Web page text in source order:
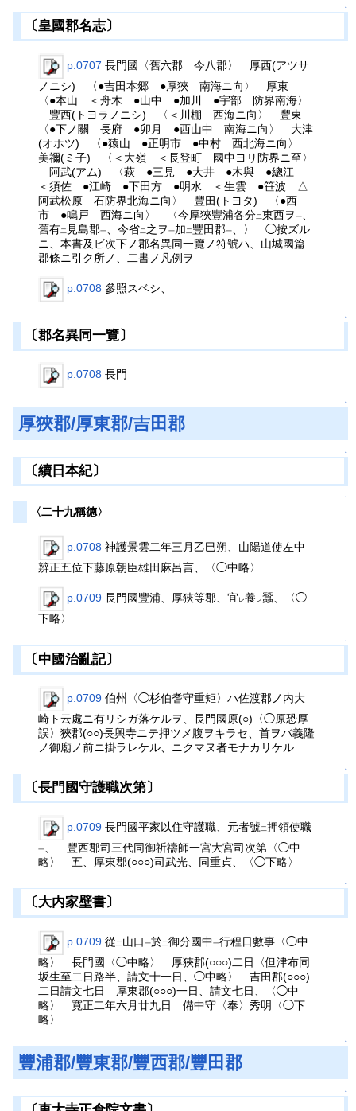
↑
〔皇國郡名志〕
p.0707 長門國〈舊六郡 今八郡〉 厚西(アツサ
ノニシ) 〈●吉田本郷 ●厚狹 南海ニ向〉 厚東
〈●本山 ＜舟木 ●山中 ●加川 ●宇部 防界南海〉
豐西(トヨラノニシ) 〈＜川棚 西海ニ向〉 豐東
〈●下ノ關 長府 ●卯月 ●西山中 南海ニ向〉 大津
(オホツ) 〈●猿山 ●正明市 ●中村 西北海ニ向〉
美禰(ミ子) 〈＜大嶺 ＜長登町 國中ヨリ防界ニ至〉
阿武(アム) 〈萩 ●三見 ●大井 ●木與 ●總江
＜須佐 ●江崎 ●下田方 ●明水 ＜生雲 ●笹波 △
阿武松原 石防界北海ニ向〉 豐田(トヨタ) 〈●西
市 ●鳴戸 西海ニ向〉 〈今厚狹豐浦各分二東西ヲ一
舊有二 見島郡一 、今省二之ヲ一加二豐田郡一
、〉 ◯按ズル
ニ、本書及ビ次下ノ郡名異同一覽ノ符號ハ、山城國篇
郡條ニ引ク所ノ、二書ノ凡例ヲ
p.0708 參照スベシ、
↑
〔郡名異同一覽〕
p.0708 長門
↑
厚狹郡/厚東郡/吉田郡
↑
〔續日本紀〕
↑
〈二十九稱徳〉
p.0708 神護景雲二年三月乙巳朔、山陽道使左中
辨正五位下藤原朝臣雄田麻呂言、〈◯中略〉
p.0709 長門國豐浦、厚狹等郡、宜 レ養 レ蠶、〈◯
下略〉
↑
〔中國治亂記〕
p.0709 伯州〈◯杉伯耆守重矩〉ハ佐渡郡ノ内大
崎ト云處ニ有リシガ落ケルヲ、長門國原(○)〈◯原恐厚
誤〉狹郡(○○)長興寺ニテ押ツメ腹ヲキラセ、首ヲバ義隆
ノ御廟ノ前ニ掛ラレケル、ニクマヌ者モナカリケル
↑
〔長門國守護職次第〕
p.0709 長門國平家以住守護職、元者號 二押領使職
一
、 豐西郡司三代同御祈禱師一宮大宮司次第〈◯中
略〉 五、厚東郡(○○○)司武光、同重貞、〈◯下略〉
↑
〔大内家壁書〕
p.0709 從 二 山口一於二御分國中一行程日數事〈◯中
略〉 長門國〈◯中略〉 厚狹郡(○○○)二日〈但津布同
坂生至二日路半、請文十一日、◯中略〉 吉田郡(○○○)
二日請文七日 厚東郡(○○○)一日、請文七日、〈◯中
略〉 寛正二年六月廿九日 備中守〈奉〉秀明〈◯下
略〉
↑
豐浦郡/豐東郡/豐西郡/豐田郡
↑